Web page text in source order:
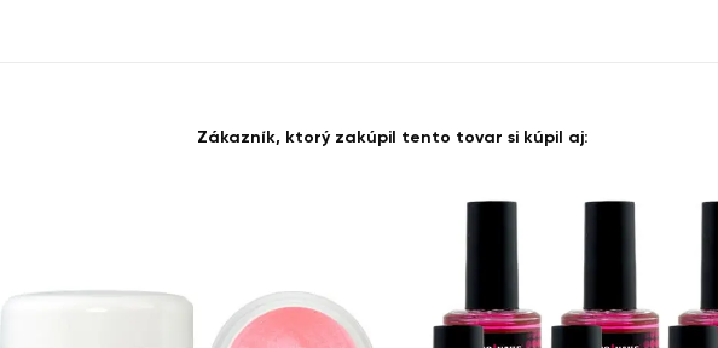
Zákazník, ktorý zakúpil tento tovar si kúpil aj: